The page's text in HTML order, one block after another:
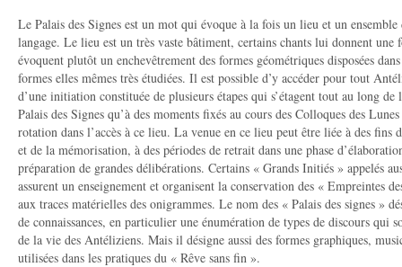
Le Palais des Signes est un mot qui évoque à la fois un lieu et un ensemble
langage. Le lieu est un très vaste bâtiment, certains chants lui donnent une
évoquent plutôt un enchevêtrement des formes géométriques disposées
formes elles mêmes très étudiées. Il est possible d’y accéder pour tout
d’une initiation constituée de plusieurs étapes qui s’étagent tout au long
Palais des Signes qu’à des moments fixés au cours des Colloques des
rotation dans l’accès à ce lieu. La venue en ce lieu peut être liée à des fins
et de la mémorisation, à des périodes de retrait dans une phase
préparation de grandes délibérations. Certains « Grands Initiés » appelés
assurent un enseignement et organisent la conservation des « Empreintes
aux traces matérielles des onigrammes. Le nom des « Palais des signes »
de connaissances, en particulier une énumération de types de discours qui
de la vie des Antéliziens. Mais il désigne aussi des formes graphiques,
utilisées dans les pratiques du « Rêve sans fin ».